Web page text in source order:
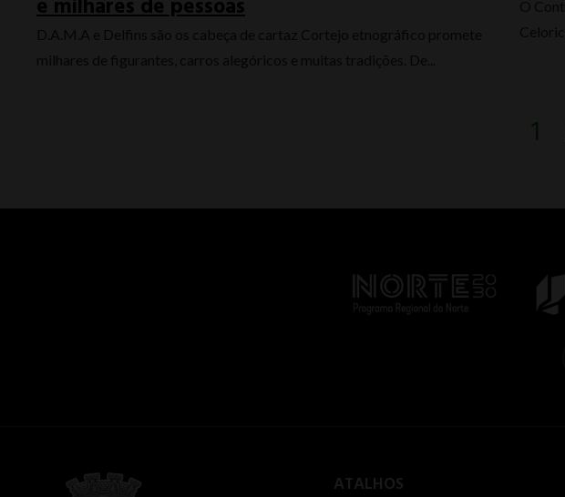
e milhares de pessoas
ATALHOS